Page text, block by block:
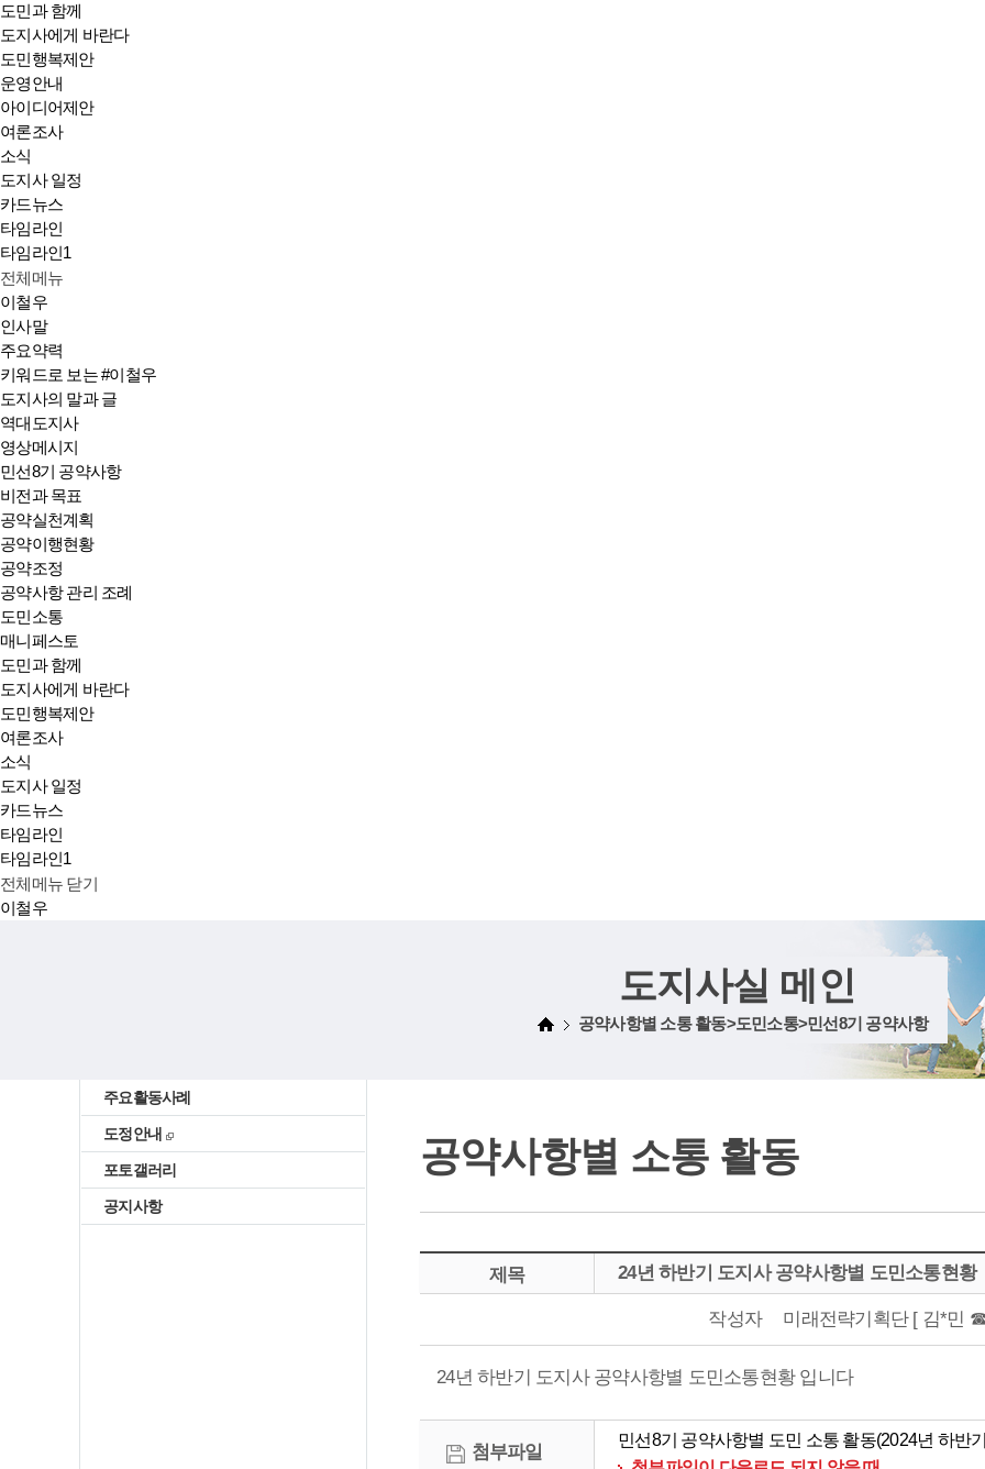
도민과 함께
도지사에게 바란다
도민행복제안
운영안내
아이디어제안
여론조사
소식
도지사 일정
카드뉴스
타임라인
타임라인1
전체메뉴
이철우
인사말
주요약력
키워드로 보는 #이철우
도지사의 말과 글
역대도지사
영상메시지
민선8기 공약사항
비전과 목표
공약실천계획
공약이행현황
공약조정
공약사항 관리 조례
도민소통
매니페스토
도민과 함께
도지사에게 바란다
도민행복제안
여론조사
소식
도지사 일정
카드뉴스
타임라인
타임라인1
전체메뉴 닫기
이철우
도지사실 메인
공약사항별 소통 활동>도민소통>민선8기 공약사항
주요활동사례
도정안내
포토갤러리
공지사항
공약사항별 소통 활동
제목 24년 하반기 도지사 공약사항별 도민소통현황
작성자 미래전략기획단 [ 김*민
24년 하반기 도지사 공약사항별 도민소통현황 입니다
첨부파일
민선8기 공약사항별 도민 소통 활동(2024년 하반